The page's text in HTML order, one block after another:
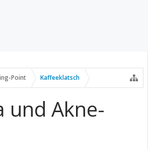
Point Kaffeeklatsch
und Akne-